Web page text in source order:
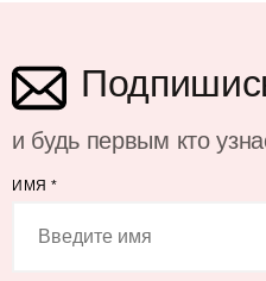
и будь первым кто
ИМЯ *